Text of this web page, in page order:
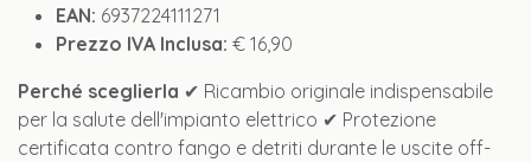
EAN: 6937224111271
Prezzo IVA Inclusa: € 16,90
Perché sceglierla ✔ Ricambio originale indispensabile
per la salute dell'impianto elettrico ✔ Protezione
certificata contro fango e detriti durante le uscite off-